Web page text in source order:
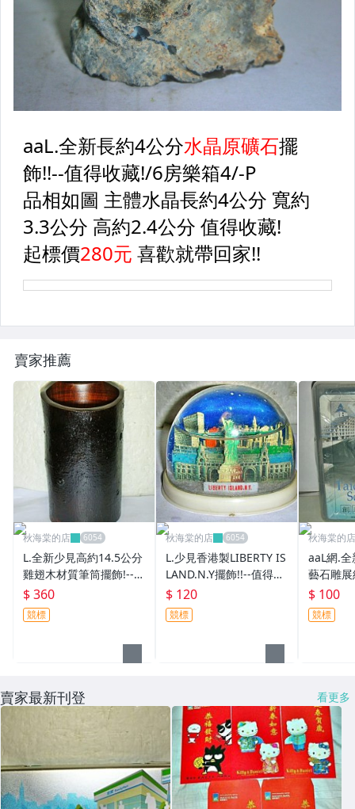
賣家推薦
秋海棠的店
L.全新少見高約14.5公分
雞翅木材質筆筒擺飾!--值
得收藏!(二)/黑箱灰蓋1/-
P
$ 360
競標
秋海棠的店
L.少見香港製LIBERTY IS
LAND.N.Y擺飾!!--值得收
藏!/6廳椅/-P
$ 120
競標
秋海棠的店
aaL網.
藝石雕
得收藏
$ 100
競標
賣家最新刊登 看更多